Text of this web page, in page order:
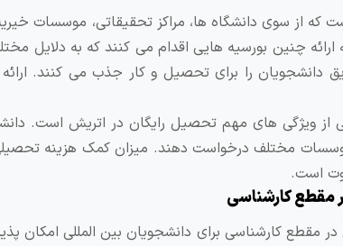
از سوی دانشگاه‌ ها، مراکز تحقیقاتی، موسسات
چنین بورسیه ‌هایی اقدام می‌ کنند که به دلایل
را برای تحصیل و کار جذب می ‌کنند. ارائه
ویژگی های مهم تحصیل رایگان در اتریش است.
مختلف درخواست دهند. میزان کمک هزینه
است.
مقطع کارشناسی
مقطع کارشناسی برای دانشجویان بین المللی امکان